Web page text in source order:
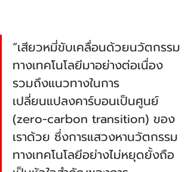
“เสียวหมี่ขับเคลื่อนด้วยนวัตกรรม
ทางเทคโนโลยีมาอย่างต่อเนื่อง
รวมถึงแนวทางในการ
เปลี่ยนแปลงคาร์บอนเป็นศูนย์
(zero-carbon transition) ของ
เราด้วย ซึ่งการแสวงหานวัตกรรม
ทางเทคโนโลยีอย่างไม่หยุดยั้งถือ